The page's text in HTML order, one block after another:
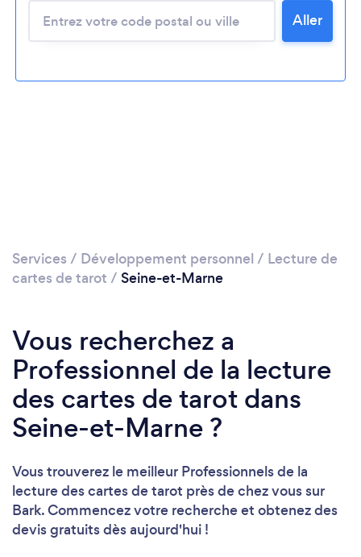
Aller
Services / Développement personnel / Lecture de
cartes de tarot / Seine-et-Marne
Vous recherchez a
Professionnel de la lecture
des cartes de tarot dans
Seine-et-Marne ?
Vous trouverez le meilleur Professionnels de la
lecture des cartes de tarot près de chez vous sur
Bark. Commencez votre recherche et obtenez des
devis gratuits dès aujourd'hui !